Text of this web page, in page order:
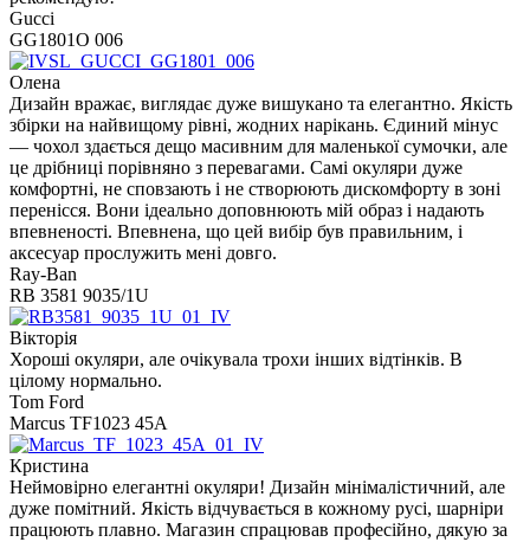
Gucci
GG1801O 006
Олена
Дизайн вражає, виглядає дуже вишукано та елегантно. Якість
збірки на найвищому рівні, жодних нарікань. Єдиний мінус
— чохол здається дещо масивним для маленької сумочки, але
це дрібниці порівняно з перевагами. Самі окуляри дуже
комфортні, не сповзають і не створюють дискомфорту в зоні
перенісся. Вони ідеально доповнюють мій образ і надають
впевненості. Впевнена, що цей вибір був правильним, і
аксесуар прослужить мені довго.
Ray-Ban
RB 3581 9035/1U
Вікторія
Хороші окуляри, але очікувала трохи інших відтінків. В
цілому нормально.
Tom Ford
Marcus TF1023 45A
Кристина
Неймовірно елегантні окуляри! Дизайн мінімалістичний, але
дуже помітний. Якість відчувається в кожному русі, шарніри
працюють плавно. Магазин спрацював професійно, дякую за